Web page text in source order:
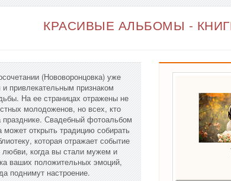
КРАСИВЫЕ АЛЬБОМЫ -
(Нововоронцовка) уже
привлекательным признаком
На ее страницах отражены не
молодоженов, но всех, кто
празднике. Свадебный фотоальбом
может открыть традицию собирать
которая отражает событие
когда вы стали мужем и
ваших положительных эмоций,
поднимут настроение.